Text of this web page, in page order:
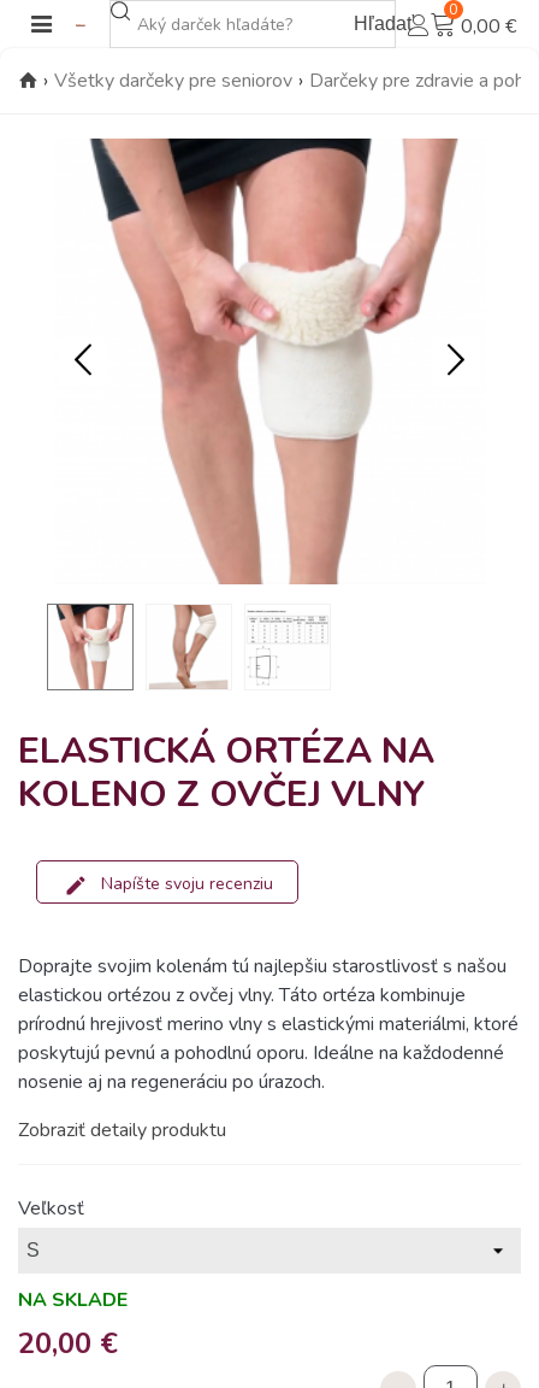
Hľadať
0
0,00 €
› Všetky darčeky pre seniorov › Darčeky pre zdravie a
ELASTICKÁ ORTÉZA NA
KOLENO Z OVČEJ VLNY
Napíšte svoju recenziu
Doprajte svojim kolenám tú najlepšiu starostlivosť s našou
elastickou ortézou z ovčej vlny. Táto ortéza kombinuje
prírodnú hrejivosť merino vlny s elastickými materiálmi, ktoré
poskytujú pevnú a pohodlnú oporu. Ideálne na každodenné
nosenie aj na regeneráciu po úrazoch.
Zobraziť detaily produktu
Veľkosť
NA SKLADE
20,00 €